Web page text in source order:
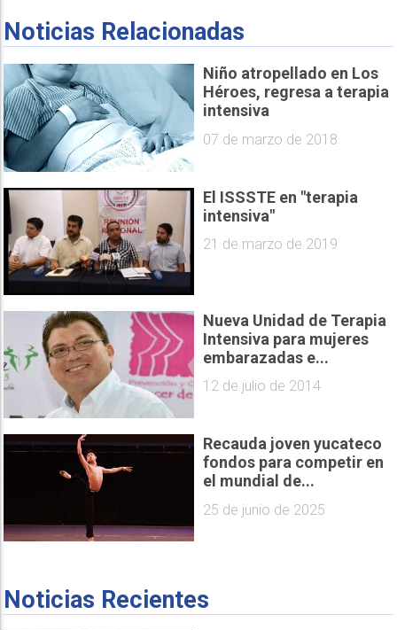
Noticias Relacionadas
Niño atropellado en Los
Héroes, regresa a terapia
intensiva
07 de marzo de 2018
El ISSSTE en "terapia
intensiva"
21 de marzo de 2019
Nueva Unidad de Terapia
Intensiva para mujeres
embarazadas e...
12 de julio de 2014
Recauda joven yucateco
fondos para competir en
el mundial de...
25 de junio de 2025
Noticias Recientes